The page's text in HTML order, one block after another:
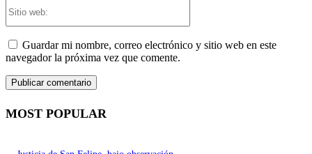
Guardar mi nombre, correo electrónico y sitio web en este
navegador la próxima vez que comente.
MOST POPULAR